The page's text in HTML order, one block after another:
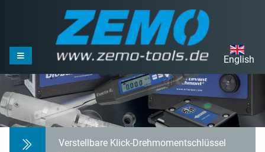
English
Verstellbare Klick-Drehmomentschlüssel